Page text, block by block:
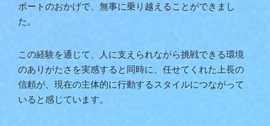
ポートのおかげで、無事に乗り越えることができまし
た。
この経験を通じて、人に支えられながら挑戦できる環境
のありがたさを実感すると同時に、任せてくれた上長の
信頼が、現在の主体的に行動するスタイルにつながって
いると感じています。